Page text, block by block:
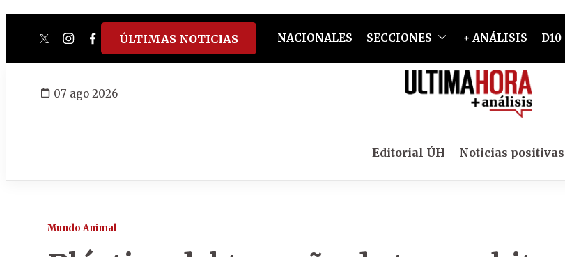
twitterinstagram
facebook
tiktokyoutube
spotify
ÚLTIMAS NOTICIAS NACIONALES SECCIONES + ANÁLISIS D10
07 ago 2026
Editorial ÚH Noticias positivas
Mundo Animal